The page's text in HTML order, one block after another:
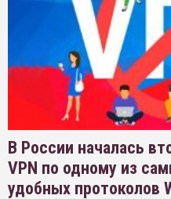
В России началась
VPN по одному из
удобных протоколов